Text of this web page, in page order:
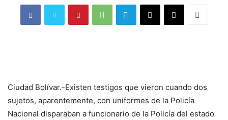
Ciudad Bolívar.-Existen testigos que vieron cuando dos
sujetos, aparentemente, con uniformes de la Policía
Nacional disparaban a funcionario de la Policía del estado